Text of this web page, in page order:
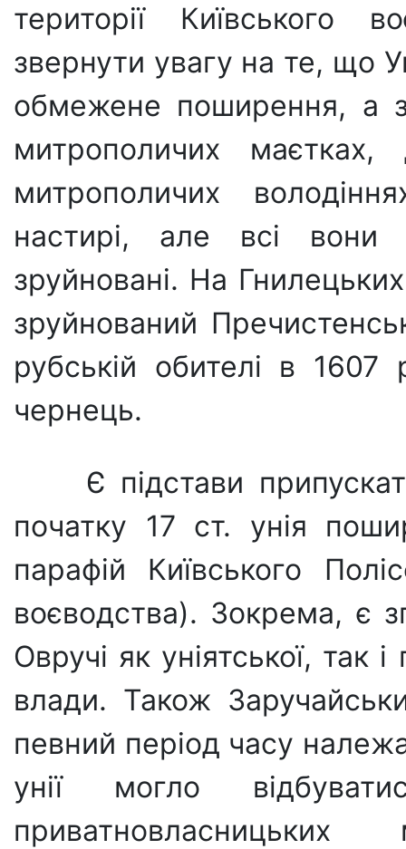
території Київського
звернути увагу на те, що
обмежене поширення, а
митрополичих
митропо­личих
настирі, але всі вони
зруйновані. На
зруйнований
рубській обителі в
чернець.
Є підстави
початку 17 ст. унія
пара­фій Київського
воєводства). Зокрема, є
Овручі як уніятської, так
влади. Також
певний період часу
унії могло